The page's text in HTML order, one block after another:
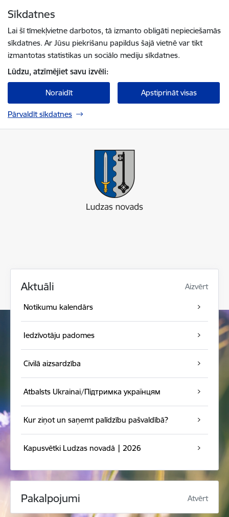
Sīkdatnes
Lai šī tīmekļvietne darbotos, tā izmanto obligāti nepieciešamās
sīkdatnes. Ar Jūsu piekrišanu papildus šajā vietnē var tikt
izmantotas statistikas un sociālo mediju sīkdatnes.
Lūdzu, atzīmējiet savu izvēli:
Noraidīt Apstiprināt visas
Pārvaldīt sīkdatnes
Aktuāli Aizvērt
Notikumu kalendārs
Iedzīvotāju padomes
Civilā aizsardzība
Atbalsts Ukrainai/Підтримка українцям
Kur ziņot un saņemt palīdzību pašvaldībā?
Kapusvētki Ludzas novadā | 2026
Pakalpojumi Atvērt